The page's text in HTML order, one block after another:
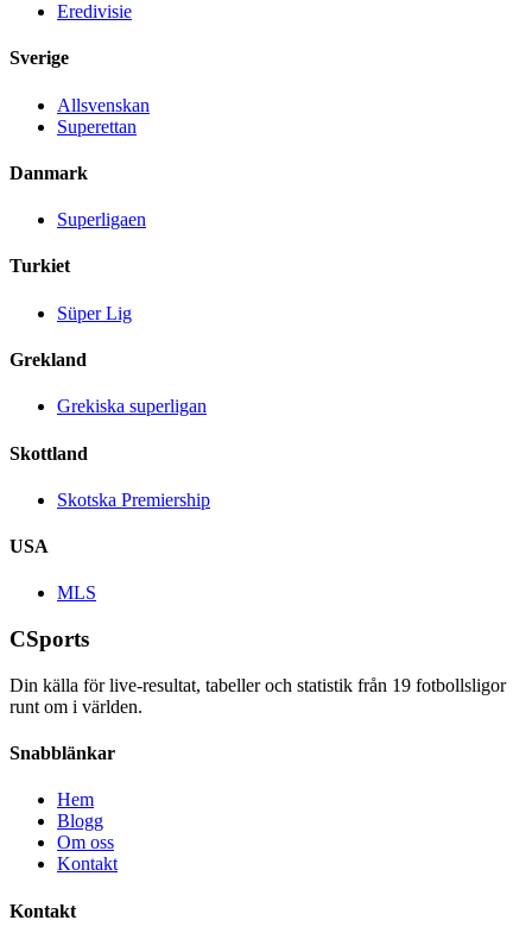
Eredivisie
Sverige
Allsvenskan
Superettan
Danmark
Superligaen
Turkiet
Süper Lig
Grekland
Grekiska superligan
Skottland
Skotska Premiership
USA
MLS
CSports
Din källa för live-resultat, tabeller och statistik från 19 fotbollsligor
runt om i världen.
Snabblänkar
Hem
Blogg
Om oss
Kontakt
Kontakt